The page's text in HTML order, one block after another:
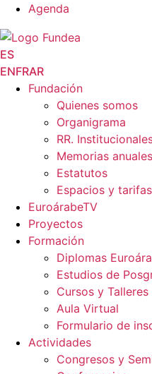
Agenda
ES
ENFRAR
Fundación
Quienes somos
Organigrama
RR.
Memorias anuales
Estatutos
Espacios y tarifas
EuroárabeTV
Proyectos
Formación
Diplomas
Estudios de
Cursos y Talleres
Aula Virtual
Formulario de
Actividades
Congresos y